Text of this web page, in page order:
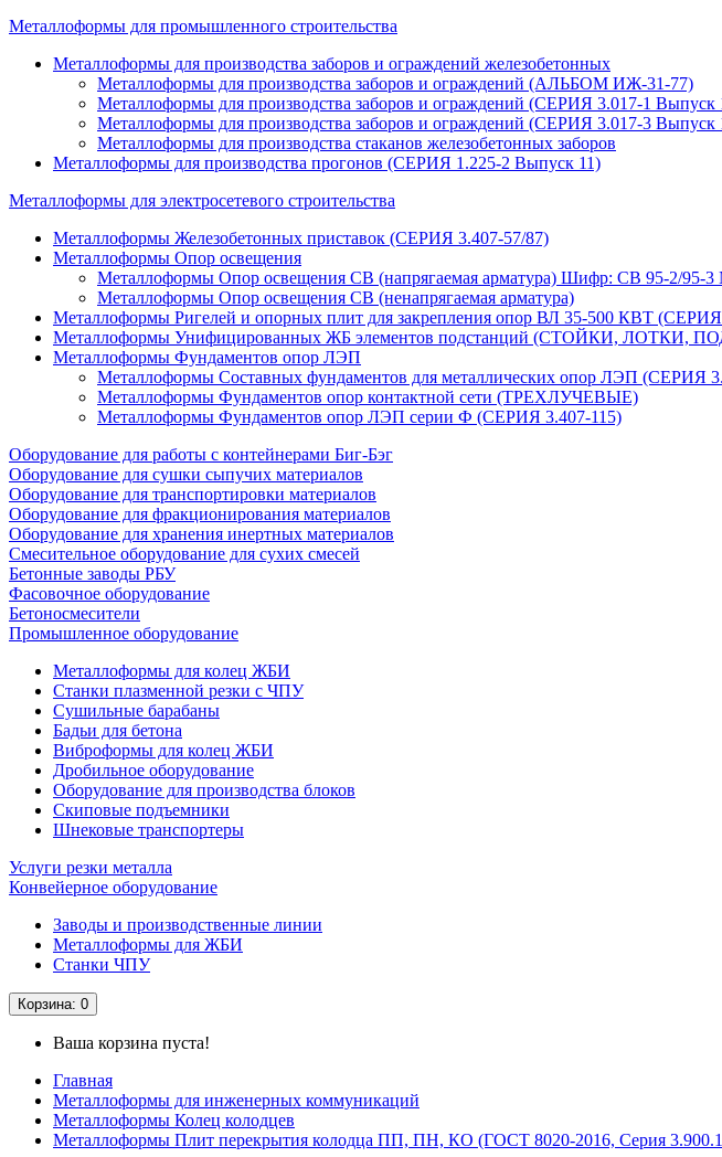
Металлоформы для промышленного строительства
Металлоформы для производства заборов и ограждений железобетонных
Металлоформы для производства заборов и ограждений (АЛЬБОМ ИЖ-31-77)
Металлоформы для производства заборов и ограждений (СЕРИЯ 3.017-1 Выпуск
Металлоформы для производства заборов и ограждений (СЕРИЯ 3.017-3 Выпуск
Металлоформы для производства стаканов железобетонных заборов
Металлоформы для производства прогонов (СЕРИЯ 1.225-2 Выпуск 11)
Металлоформы для электросетевого строительства
Металлоформы Железобетонных приставок (СЕРИЯ 3.407-57/87)
Металлоформы Опор освещения
Металлоформы Опор освещения СВ (напрягаемая арматура) Шифр: СВ 95-2/95-
Металлоформы Опор освещения СВ (ненапрягаемая арматура)
Металлоформы Ригелей и опорных плит для закрепления опор ВЛ 35-500 КВТ
Металлоформы Унифицированных ЖБ элементов подстанций (СТОЙКИ,
Металлоформы Фундаментов опор ЛЭП
Металлоформы Составных фундаментов для металлических опор ЛЭП
Металлоформы Фундаментов опор контактной сети (ТРЕХЛУЧЕВЫЕ)
Металлоформы Фундаментов опор ЛЭП серии Ф (СЕРИЯ 3.407-115)
Оборудование для работы с контейнерами Биг-Бэг
Оборудование для сушки сыпучих материалов
Оборудование для транспортировки материалов
Оборудование для фракционирования материалов
Оборудование для хранения инертных материалов
Смесительное оборудование для сухих смесей
Бетонные заводы РБУ
Фасовочное оборудование
Бетоносмесители
Промышленное оборудование
Металлоформы для колец ЖБИ
Станки плазменной резки с ЧПУ
Сушильные барабаны
Бадьи для бетона
Виброформы для колец ЖБИ
Дробильное оборудование
Оборудование для производства блоков
Скиповые подъемники
Шнековые транспортеры
Услуги резки металла
Конвейерное оборудование
Заводы и производственные линии
Металлоформы для ЖБИ
Станки ЧПУ
Корзина: 0
Ваша корзина пуста!
Главная
Металлоформы для инженерных коммуникаций
Металлоформы Колец колодцев
Металлоформы Плит перекрытия колодца ПП, ПН, КО (ГОСТ 8020-2016, Серия